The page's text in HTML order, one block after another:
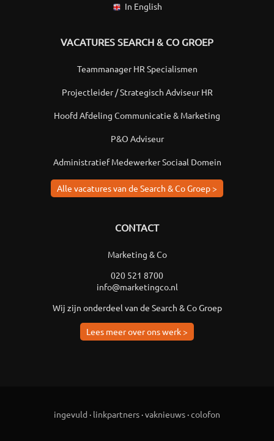
In English
VACATURES SEARCH & CO GROEP
Teammanager HR Specialismen
Projectleider / Strategisch Adviseur HR
Hoofd Afdeling Communicatie & Marketing
P&O Adviseur
Administratief Medewerker Sociaal Domein
Alle vacatures van de Search & Co Groep >
CONTACT
Marketing & Co
020 521 8700
info@marketingco.nl
Wij zijn onderdeel van de Search & Co Groep
Lees meer over ons werk >
ingevuld · linkpartners ·vaknieuws ·colofon